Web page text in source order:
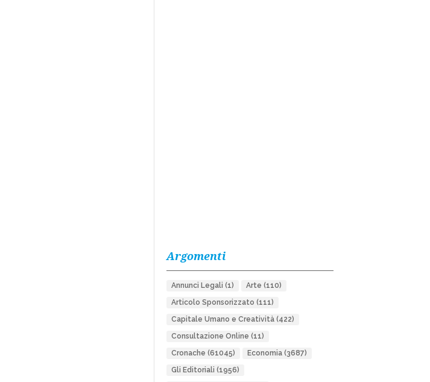
Argomenti
Annunci Legali (1) Arte (110)
Articolo Sponsorizzato (111)
Capitale Umano e Creatività(422)
Consultazione Online (11)
Cronache (61045) Economia(3687)
Gli Editoriali (1956)